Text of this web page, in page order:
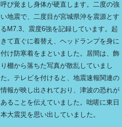
呼び覚まし身体が硬直します。二度の強
い地震で、二度目が宮城県沖を震源とす
るM7.3、震度6強を記録しています。起
きて直ぐに着替え、ヘッドランプを身に
付け防寒着をまといました。居間は、飾
り棚から落ちた写真が散乱していまし
た。テレビを付けると、地震速報関連の
情報が映し出されており、津波の恐れが
あることを伝えていました。咄嗟に東日
本大震災を思い出していました。